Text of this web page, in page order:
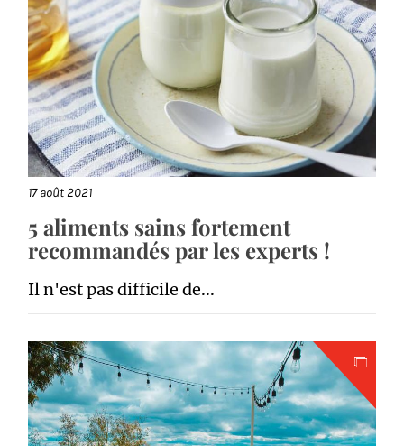
17 août 2021
5 aliments sains fortement
recommandés par les experts !
Il n'est pas difficile de...